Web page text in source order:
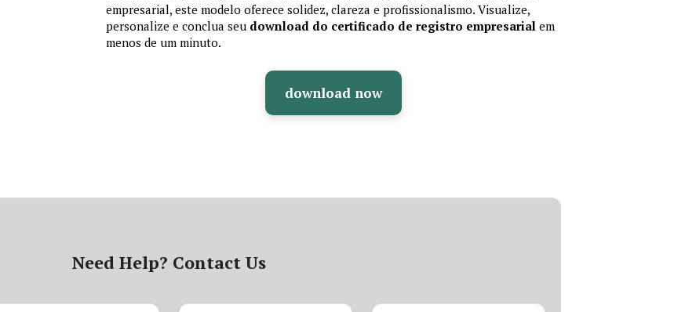
empresarial, este modelo oferece solidez, clareza e profissionalismo. Visualize,
personalize e conclua seu download do certificado de registro empresarial em
menos de um minuto.
download now
Need Help? Contact Us